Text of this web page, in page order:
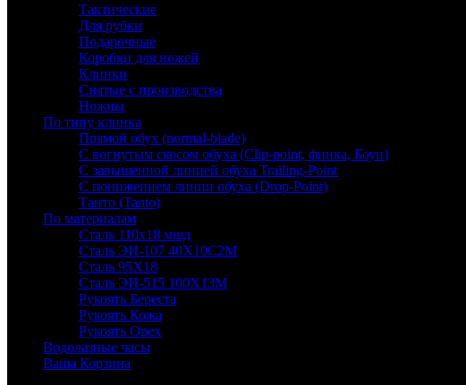
Тактические
Для рубки
Подарочные
Коробки для ножей
Клинки
Снятые с производства
Ножны
По типу клинка
Прямой обух (normal-blade)
С вогнутым скосом обуха (Clip-point, финка, Боуи)
С завышенной линией обуха Trailing-Point
С понижением линии обуха (Drop-Point)
Танто (Tanto)
По материалам
Сталь 110х18 мшд
Сталь ЭИ-107 40Х10С2М
Сталь 95Х18
Сталь ЭИ-515 100Х13М
Рукоять Береста
Рукоять Кожа
Рукоять Орех
Водолазные часы
Ваша Корзина